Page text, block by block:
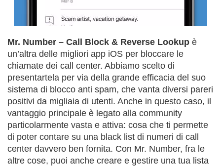
Mr. Number – Call Block & Reverse Lookup è
un’altra delle migliori app iOS per bloccare le
chiamate dei call center. Abbiamo scelto di
presentartela per via della grande efficacia del suo
sistema di blocco anti spam, che vanta diversi pareri
positivi da migliaia di utenti. Anche in questo caso, il
vantaggio principale è legato alla community
particolarmente vasta e attiva: cosa che ti permette
di poter contare su una black list di numeri di call
center davvero ben fornita. Con Mr. Number, fra le
altre cose, puoi anche creare e gestire una tua lista